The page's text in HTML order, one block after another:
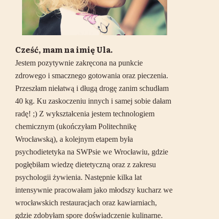
Cześć, mam na imię Ula.
Jestem pozytywnie zakręcona na punkcie
zdrowego i smacznego gotowania oraz pieczenia.
Przeszłam niełatwą i długą drogę zanim schudłam
40 kg. Ku zaskoczeniu innych i samej sobie dałam
radę! ;) Z wykształcenia jestem technologiem
chemicznym (ukończyłam Politechnikę
Wrocławską), a kolejnym etapem była
psychodietetyka na SWPsie we Wrocławiu, gdzie
pogłębiłam wiedzę dietetyczną oraz z zakresu
psychologii żywienia. Następnie kilka lat
intensywnie pracowałam jako młodszy kucharz we
wrocławskich restauracjach oraz kawiarniach,
gdzie zdobyłam spore doświadczenie kulinarne.